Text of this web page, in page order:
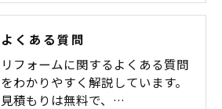
よくある質問
リフォームに関するよくある質問
をわかりやすく解説しています。
見積もりは無料で、…